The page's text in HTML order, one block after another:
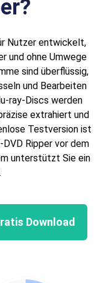
Nutzer entwickelt,
und ohne Umwege
sind überflüssig,
und Bearbeiten
ray-Discs werden
extrahiert und
Testversion ist
Ripper vor dem
unterstützt Sie ein
Download